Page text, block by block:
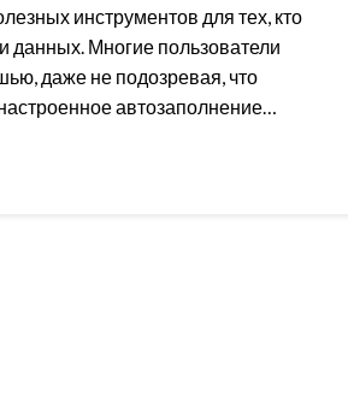
инструментов для тех, кто
данных. Многие пользователи
даже не подозревая, что
автозаполнение…